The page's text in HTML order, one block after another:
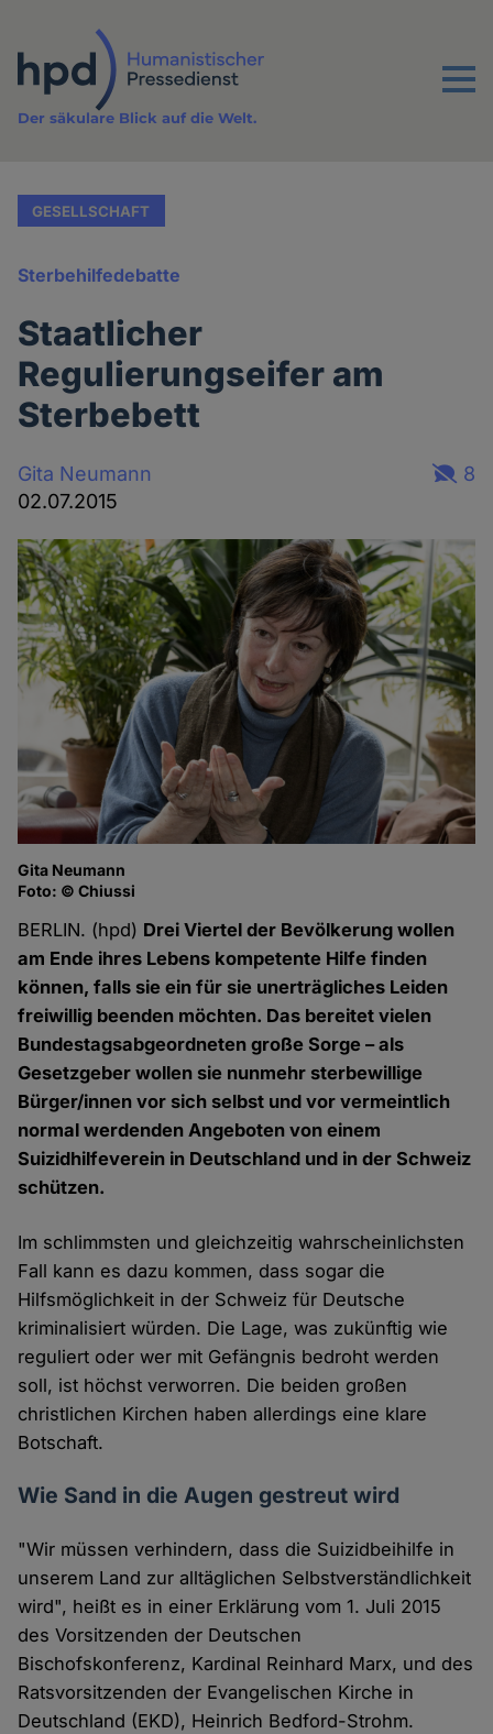
Inhalt
Menu
Der säkulare Blick auf die Welt.
GESELLSCHAFT
Sterbehilfedebatte
Staatlicher
Regulierungseifer am
Sterbebett
Gita Neumann
02.07.2015
8
Gita Neumann
Foto: © Chiussi
BERLIN. (hpd) Drei Viertel der Bevölkerung wollen
am Ende ihres Lebens kompetente Hilfe finden
können, falls sie ein für sie unerträgliches Leiden
freiwillig beenden möchten. Das bereitet vielen
Bundestagsabgeordneten große Sorge – als
Gesetzgeber wollen sie nunmehr sterbewillige
Bürger/innen vor sich selbst und vor vermeintlich
normal werdenden Angeboten von einem
Suizidhilfeverein in Deutschland und in der Schweiz
schützen.
Im schlimmsten und gleichzeitig wahrscheinlichsten
Fall kann es dazu kommen, dass sogar die
Hilfsmöglichkeit in der Schweiz für Deutsche
kriminalisiert würden. Die Lage, was zukünftig wie
reguliert oder wer mit Gefängnis bedroht werden
soll, ist höchst verworren. Die beiden großen
christlichen Kirchen haben allerdings eine klare
Botschaft.
Wie Sand in die Augen gestreut wird
"Wir müssen verhindern, dass die Suizidbeihilfe in
unserem Land zur alltäglichen Selbstverständlichkeit
wird", heißt es in einer Erklärung vom 1. Juli 2015
des Vorsitzenden der Deutschen
Bischofskonferenz, Kardinal Reinhard Marx, und des
Ratsvorsitzenden der Evangelischen Kirche in
Deutschland (EKD), Heinrich Bedford-Strohm.